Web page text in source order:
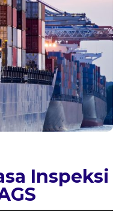
Inspeksi